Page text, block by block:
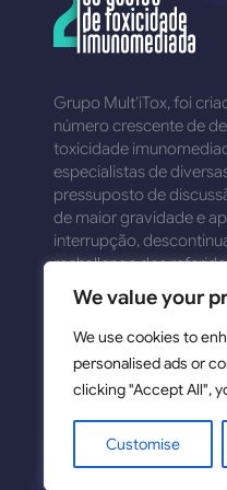
We value your
We use cookies to
personalised ads or
clicking "Accept All",
Customise
Grupo Mult’iTox, foi
número crescente de
toxicidade
especialistas de
pressuposto de
de maior gravidade e
interrupção,
rechallenge dos